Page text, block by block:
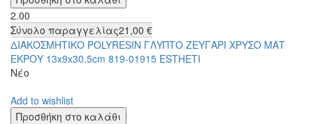
2.00
Σύνολο παραγγελίας21,00 €
ΔΙΑΚΟΣΜΗΤΙΚΟ POLYRESIN ΓΛΥΠΤΟ ΖΕΥΓΑΡΙ ΧΡΥΣΟ ΜΑΤ
ΕΚΡΟΥ 13x9x30.5cm 819-01915 ESTHETI
Νέο
Add to wishlist